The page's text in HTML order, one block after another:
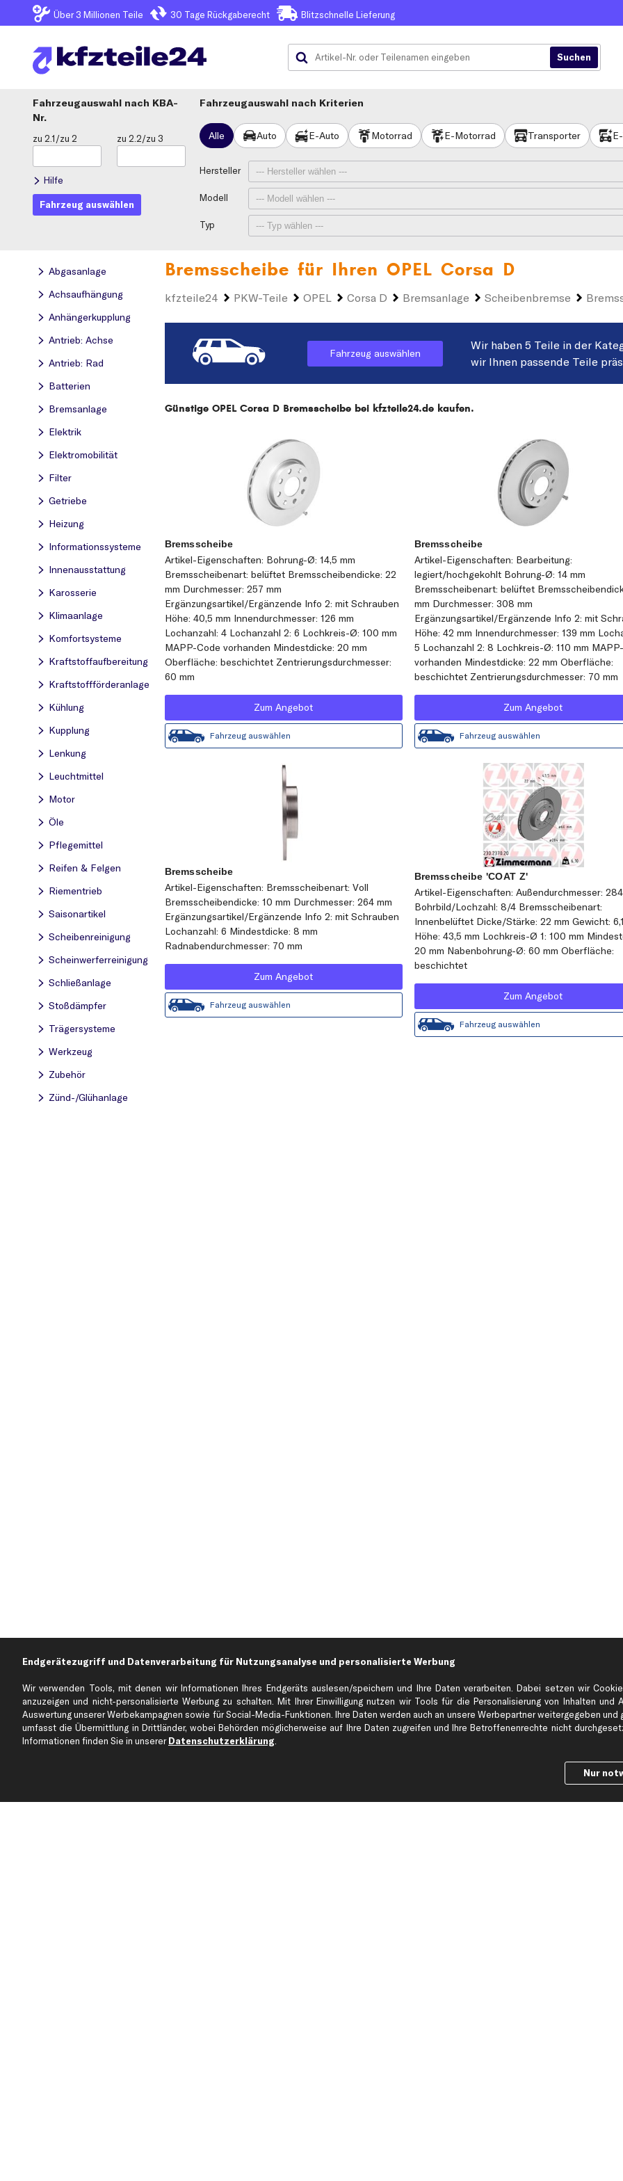
Über 3 Millionen Teile 30 Tage Rückgaberecht Blitzschnelle Lieferung
Fahrzeugauswahl
KBA-
Nr.
zu 2.1/zu 2 zu 2.2/zu 3
Hilfe
Fahrzeug auswählen
Fahrzeugauswahl nach Kriterien
Alle Auto E-Auto Motorrad E-Motorrad Transporter
Hersteller
Modell
Typ
Abgasanlage
Achsaufhängung
Anhängerkupplung
Antrieb: Achse
Antrieb: Rad
Batterien
Bremsanlage
Elektrik
Elektromobilität
Filter
Getriebe
Heizung
Informationssysteme
Innenausstattung
Karosserie
Klimaanlage
Komfortsysteme
Kraftstoff­aufbereitung
Kraftstoff­förderanlage
Kühlung
Kupplung
Lenkung
Leuchtmittel
Motor
Öle
Pflegemittel
Reifen & Felgen
Riementrieb
Saisonartikel
Scheibenreinigung
Scheinwerferreinigung
Schließanlage
Stoßdämpfer
Trägersysteme
Werkzeug
Zubehör
Zünd-/Glühanlage
Bremsscheibe für Ihren OPEL Corsa D
kfzteile24 PKW-Teile OPEL Corsa D Bremsanlage Scheibenbremse
Fahrzeug auswählen
Wir haben 5 Teile in der
wir Ihnen passende Teile
Günstige OPEL Corsa D Bremsscheibe bei kfzteile24.de kaufen.
Bremsscheibe
Artikel-Eigenschaften: Bohrung-Ø: 14,5 mm
Bremsscheibenart: belüftet Bremsscheibendicke: 22
mm Durchmesser: 257 mm
Ergänzungsartikel/Ergänzende Info 2: mit Schrauben
Höhe: 40,5 mm Innendurchmesser: 126 mm
Lochanzahl: 4 Lochanzahl 2: 6 Lochkreis-Ø: 100 mm
MAPP-Code vorhanden Mindestdicke: 20 mm
Oberfläche: beschichtet Zentrierungsdurchmesser:
60 mm
Zum Angebot
Fahrzeug auswählen
Bremsscheibe
Artikel-Eigenschaften: Bearbeitung:
legiert/hochgekohlt Bohrung-Ø: 14 mm
Bremsscheibenart: belüftet
mm Durchmesser: 308 mm
Ergänzungsartikel/Ergänzende Info 2: mit
Höhe: 42 mm Innendurchmesser: 139 mm
5 Lochanzahl 2: 8 Lochkreis-Ø: 110 mm
vorhanden Mindestdicke: 22 mm Oberfläche:
beschichtet Zentrierungsdurchmesser: 70 mm
Zum Angebot
Fahrzeug auswählen
Bremsscheibe
Artikel-Eigenschaften: Bremsscheibenart: Voll
Bremsscheibendicke: 10 mm Durchmesser: 264 mm
Ergänzungsartikel/Ergänzende Info 2: mit Schrauben
Lochanzahl: 6 Mindestdicke: 8 mm
Radnabendurchmesser: 70 mm
Zum Angebot
Fahrzeug auswählen
Bremsscheibe 'COAT Z'
Artikel-Eigenschaften: Außendurchmesser:
Bohrbild/Lochzahl: 8/4 Bremsscheibenart:
Innenbelüftet Dicke/Stärke: 22 mm Gewicht:
Höhe: 43,5 mm Lochkreis-Ø 1: 100 mm
20 mm Nabenbohrung-Ø: 60 mm Oberfläche:
beschichtet
Zum Angebot
Fahrzeug auswählen
Über kfzteile24
Über uns
Kundenservice
Zahlung
Hilfe & Support Top
Bremssattel
Endgerätezugriff und Datenverarbeitung für Nutzungsanalyse und personalisierte Werbung
Wir verwenden Tools, mit denen wir Informationen Ihres Endgeräts auslesen/speichern und Ihre Daten verarbeiten. Dabei setzen wir
anzuzeigen und nicht-personalisierte Werbung zu schalten. Mit Ihrer Einwilligung nutzen wir Tools für die Personalisierung von Inhalten
Auswertung unserer Werbekampagnen sowie für Social-Media-Funktionen. Ihre Daten werden auch an unsere Werbepartner weitergegeben
umfasst die Übermittlung in Drittländer, wobei Behörden möglicherweise auf Ihre Daten zugreifen und Ihre Betroffenenrechte nicht
Informationen finden Sie in unsererDatenschutzerklärung
Nur